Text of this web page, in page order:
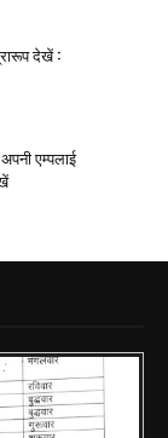
देखें :
एम्पलाई